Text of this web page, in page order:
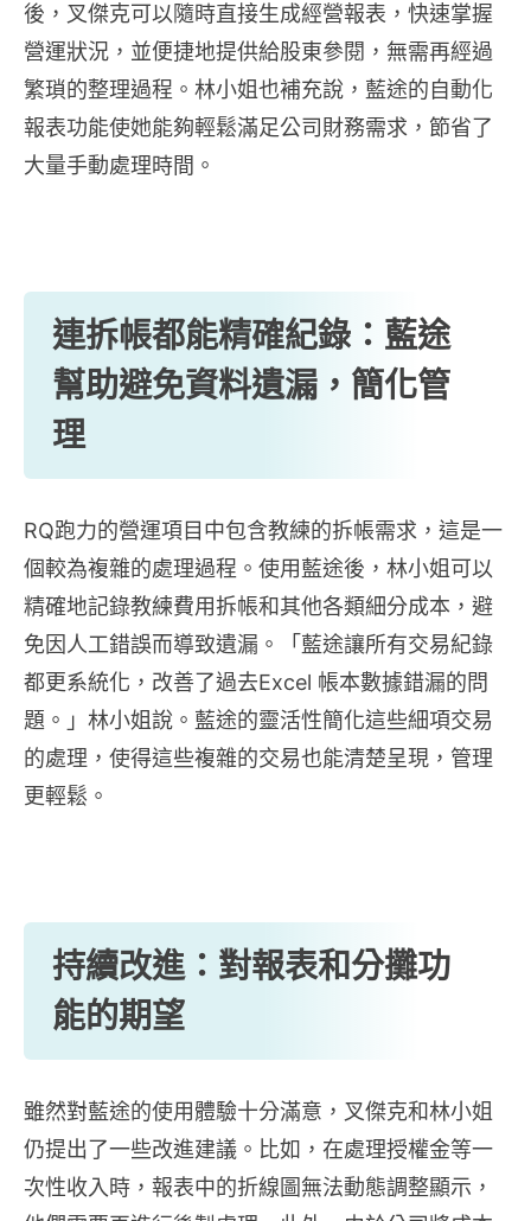
後，叉傑克可以隨時直接生成經營報表，快速掌握
營運狀況，並便捷地提供給股東參閱，無需再經過
繁瑣的整理過程。林小姐也補充說，藍途的自動化
報表功能使她能夠輕鬆滿足公司財務需求，節省了
大量手動處理時間。
連拆帳都能精確紀錄：藍途
幫助避免資料遺漏，簡化管
理
RQ跑力的營運項目中包含教練的拆帳需求，這是一
個較為複雜的處理過程。使用藍途後，林小姐可以
精確地記錄教練費用拆帳和其他各類細分成本，避
免因人工錯誤而導致遺漏。「藍途讓所有交易紀錄
都更系統化，改善了過去Excel 帳本數據錯漏的問
題。」林小姐說。藍途的靈活性簡化這些細項交易
的處理，使得這些複雜的交易也能清楚呈現，管理
更輕鬆。
持續改進：對報表和分攤功
能的期望
雖然對藍途的使用體驗十分滿意，叉傑克和林小姐
仍提出了一些改進建議。比如，在處理授權金等一
次性收入時，報表中的折線圖無法動態調整顯示，